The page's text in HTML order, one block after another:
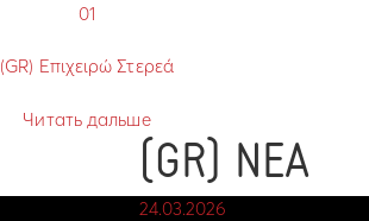
01
(GR) Επιχειρώ Στερεά
Читать дальше
(GR) ΝΕΑ
24.03.2026